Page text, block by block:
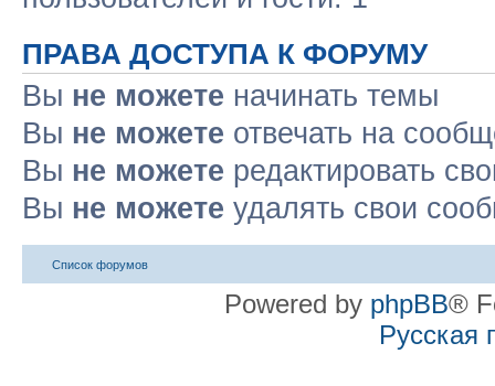
ПРАВА ДОСТУПА К ФОРУМУ
Вы не можете начинать темы
Вы не можете отвечать на
Вы не можете редактировать
Вы не можете удалять свои
Список форумов
Powered by phpBB®
Русская